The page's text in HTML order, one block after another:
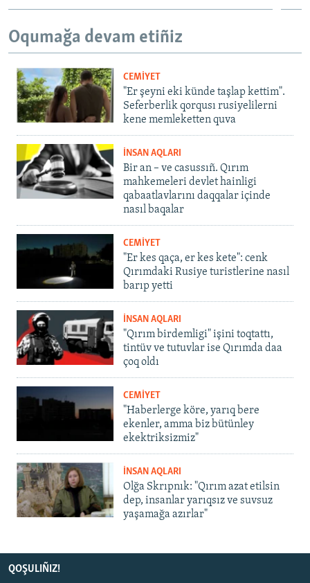
Oqumağa devam etiñiz
CEMİYET
"Er şeyni eki künde taşlap kettim".
Seferberlik qorqusı rusiyelilerni
kene memleketten quva
İNSAN AQLARI
Bir an – ve casussıñ. Qırım
mahkemeleri devlet hainligi
qabaatlavlarını daqqalar içinde
nasıl baqalar
CEMİYET
"Er kes qaça, er kes kete": cenk
Qırımdaki Rusiye turistlerine nasıl
barıp yetti
İNSAN AQLARI
"Qırım birdemligi" işini toqtattı,
tintüv ve tutuvlar ise Qırımda daa
çoq oldı
CEMİYET
"Haberlerge köre, yarıq bere
ekenler, amma biz bütünley
ekektriksizmiz"
İNSAN AQLARI
Olğa Skrıpnık: "Qırım azat etilsin
dep, insanlar yarıqsız ve suvsuz
yaşamağa azırlar"
QOŞULIÑIZ!